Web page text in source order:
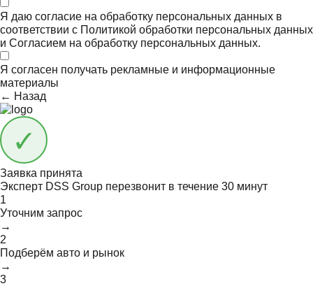
Я даю согласие на обработку персональных данных в
соответствии с Политикой обработки персональных данных
и Согласием на обработку персональных данных.
Я согласен получать рекламные и информационные
материалы
← Назад
Заявка принята
Эксперт DSS Group перезвонит в течение 30 минут
1
Уточним запрос
→
2
Подберём авто и рынок
→
3